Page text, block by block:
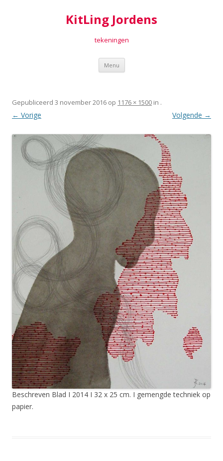
KitLing Jordens
tekeningen
Menu Spring
inhoud
Gepubliceerd 3 november 2016 op 1176 × 1500 in .
← Vorige Volgende →
Beschreven Blad I 2014 I 32 x 25 cm. I gemengde techniek op
papier.